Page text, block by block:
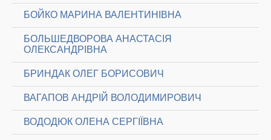
БОЙКО МАРИНА ВАЛЕНТИНІВНА
БОЛЬШЕДВОРОВА АНАСТАСІЯ
ОЛЕКСАНДРІВНА
БРИНДАК ОЛЕГ БОРИСОВИЧ
ВАГАПОВ АНДРІЙ ВОЛОДИМИРОВИЧ
ВОДОДЮК ОЛЕНА СЕРГІЇВНА